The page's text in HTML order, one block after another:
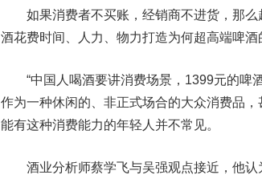
如果消费者不买账，经销商不进货，那么
酒花费时间、人力、物力打造为何超高端啤酒
“中国人喝酒要讲消费场景，1399元的啤
作为一种休闲的、非正式场合的大众消费品
能有这种消费能力的年轻人并不常见。
酒业分析师蔡学飞与吴强观点接近，他认